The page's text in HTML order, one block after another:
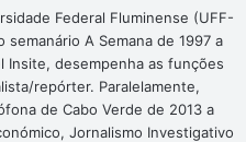
Federal Fluminense (UFF-
semanário A Semana de 1997 a
Insite, desempenha as funções
repórter. Paralelamente,
de Cabo Verde de 2013 a
Jornalismo Investigativo